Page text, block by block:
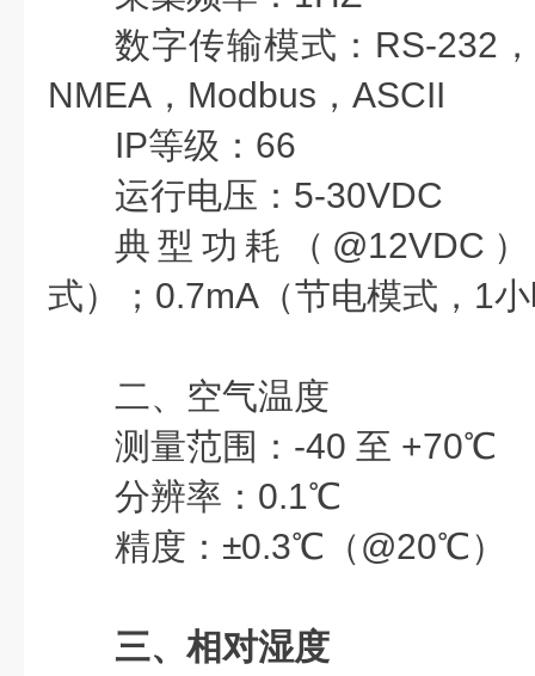
数字传输模式： RS-232
NMEA，Modbus，ASCII
IP等级： 66
运行电压： 5-30VDC
典型功耗（@12VDC
式）；0.7mA（节电模式，1
二、空气温度
测量范围： -40 至 +70℃
分辨率： 0.1℃
精度： ±0.3℃（@20℃）
三、相对湿度